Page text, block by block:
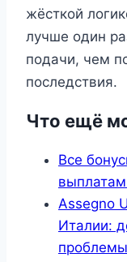
жёсткой
лучше один
подачи, чем
последствия.
Что ещё
Все
Assegno
Италии:
проблемы